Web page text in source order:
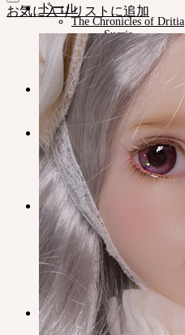
ドール
The Chronicles of Dritia
Sucria
Plumori
ドールタイプ
Neor 13
スタイル
アイ
ドレス
ツール
スタンド ㆍバッグ
メイク用品
組立てツール
カスタム用品
NEORアーカイブ
Pet Doll
Timp
Nappy Choo
Rosette
Little Fair
Fair
iMdaドール
コミュニティー
お知らせ
お気に入りリストに追加